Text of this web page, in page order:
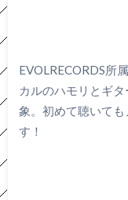
EVOLRECORDS所
カルのハモリとギ
象。初めて聴いて
す！